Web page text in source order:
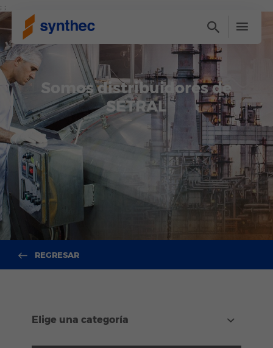
; ;
Somos distribuidores de
SETRAL
REGRESAR
Elige una categoría